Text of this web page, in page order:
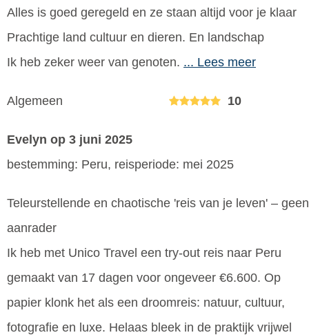
Alles is goed geregeld en ze staan altijd voor je klaar
Prachtige land cultuur en dieren. En landschap
Ik heb zeker weer van genoten. ... Lees meer
Algemeen 10
Evelyn op 3 juni 2025
bestemming: Peru, reisperiode: mei 2025
Teleurstellende en chaotische 'reis van je leven' – geen
aanrader
Ik heb met Unico Travel een try-out reis naar Peru
gemaakt van 17 dagen voor ongeveer €6.600. Op
papier klonk het als een droomreis: natuur, cultuur,
fotografie en luxe. Helaas bleek in de praktijk vrijwel